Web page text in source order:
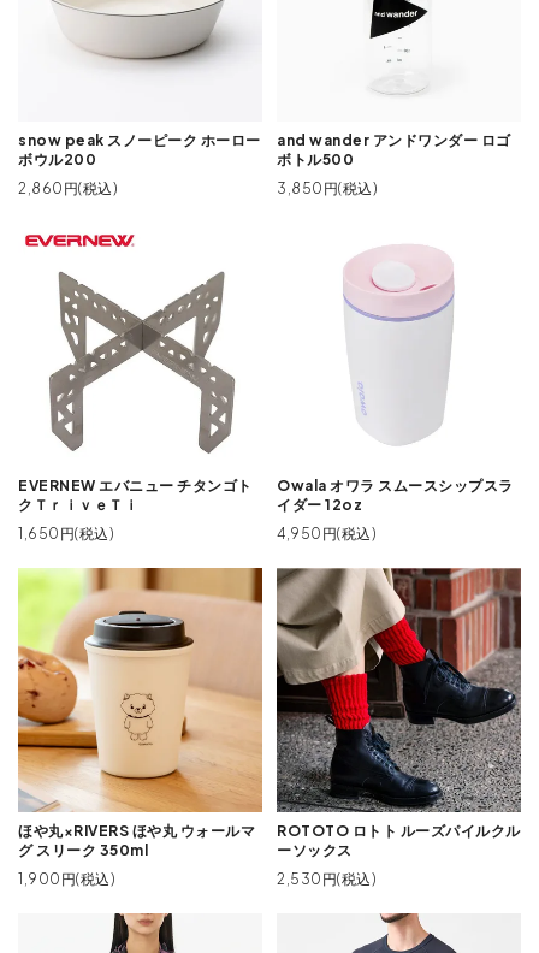
snow peak スノーピーク ホーロー
ボウル200
2,860円(税込)
and wander アンドワンダー ロゴ
ボトル500
3,850円(税込)
EVERNEW エバニュー チタンゴト
クＴｒｉｖｅＴｉ
1,650円(税込)
Owala オワラ スムースシップスラ
イダー 12oz
4,950円(税込)
ほや丸×RIVERS ほや丸 ウォールマ
グ スリーク 350ml
1,900円(税込)
ROTOTO ロトト ルーズパイルクル
ーソックス
2,530円(税込)